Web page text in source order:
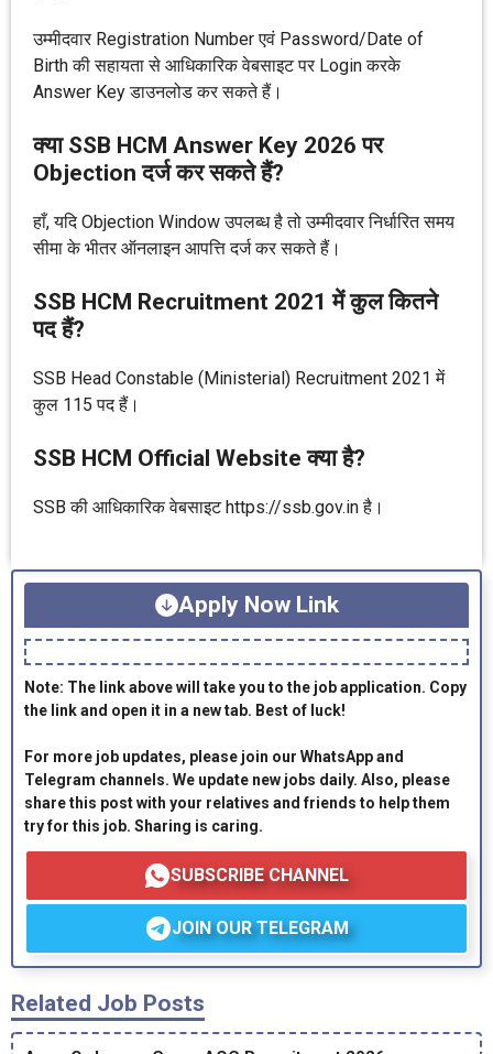
उम्मीदवार Registration Number एवं Password/Date of
Birth की सहायता से आधिकारिक वेबसाइट पर Login करके
Answer Key डाउनलोड कर सकते हैं।
क्या SSB HCM Answer Key 2026 पर
Objection दर्ज कर सकते हैं?
हाँ, यदि Objection Window उपलब्ध है तो उम्मीदवार निर्धारित समय
सीमा के भीतर ऑनलाइन आपत्ति दर्ज कर सकते हैं।
SSB HCM Recruitment 2021 में कुल कितने
पद हैं?
SSB Head Constable (Ministerial) Recruitment 2021 में
कुल 115 पद हैं।
SSB HCM Official Website क्या है?
SSB की आधिकारिक वेबसाइट https://ssb.gov.in है।
Apply Now Link
Note: The link above will take you to the job application. Copy
the link and open it in a new tab. Best of luck!
For more job updates, please join our WhatsApp and
Telegram channels. We update new jobs daily. Also, please
share this post with your relatives and friends to help them
try for this job. Sharing is caring.
SUBSCRIBE CHANNEL
JOIN OUR TELEGRAM
Related Job Posts